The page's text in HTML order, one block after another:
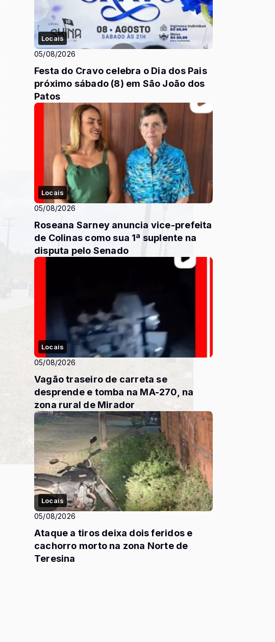
Locais
05/08/2026
Festa do Cravo celebra o Dia dos Pais
próximo sábado (8) em São João dos
Patos
Locais
05/08/2026
Roseana Sarney anuncia vice-prefeita
de Colinas como sua 1ª suplente na
disputa pelo Senado
Locais
05/08/2026
Vagão traseiro de carreta se
desprende e tomba na MA-270, na
zona rural de Mirador
Locais
05/08/2026
Ataque a tiros deixa dois feridos e
cachorro morto na zona Norte de
Teresina